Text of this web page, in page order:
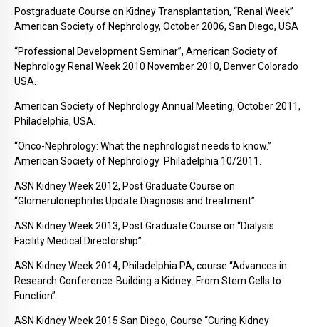
Postgraduate Course on Kidney Transplantation, “Renal Week”
American Society of Nephrology, October 2006, San Diego, USA
“Professional Development Seminar”, American Society of
Nephrology Renal Week 2010 November 2010, Denver Colorado
USA.
American Society of Nephrology Annual Meeting, October 2011,
Philadelphia, USA.
“Onco-Nephrology: What the nephrologist needs to know.”
American Society of Nephrology Philadelphia 10/2011.
ASN Kidney Week 2012, Post Graduate Course on
“Glomerulonephritis Update Diagnosis and treatment”
ASN Kidney Week 2013, Post Graduate Course on “Dialysis
Facility Medical Directorship”.
ASN Kidney Week 2014, Philadelphia PA, course “Advances in
Research Conference-Building a Kidney: From Stem Cells to
Function”.
ASN Kidney Week 2015 San Diego, Course “Curing Kidney